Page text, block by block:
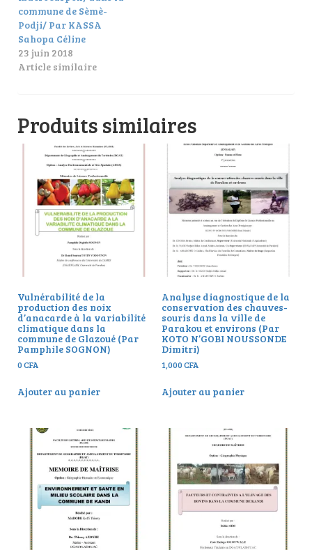
commune de Sèmè-
Podji/ Par KASSA
Sahopa Céline
23 juin 2018
Article similaire
Produits similaires
Vulnérabilité de la
production des noix
d’anacarde à la variabilité
climatique dans la
commune de Glazoué (Par
Pamphile SOGNON)
0CFA
Ajouter au panier
Analyse diagnostique de la
conservation des chauves-
souris dans la ville de
Parakou et environs (Par
KOTO N’GOBI NOUSSONDE
Dimitri)
1,000CFA
Ajouter au panier